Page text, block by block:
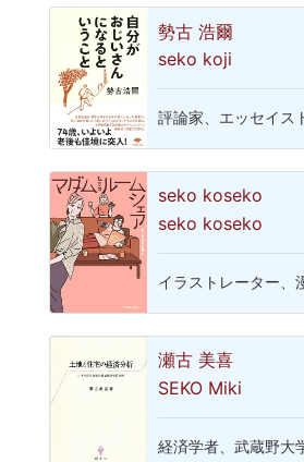
勢古 浩爾
seko koji
評論家、エッセイス
seko koseko
seko koseko
イラストレーター、
瀬古 美喜
SEKO Miki
経済学者、武蔵野大